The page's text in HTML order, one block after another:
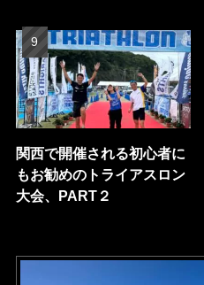
関西で開催される初心者に
もお勧めのトライアスロン
大会、PART２